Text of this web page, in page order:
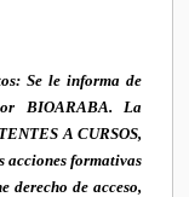
Se le informa de
BIOARABA. La
A CURSOS,
acciones formativas
derecho de acceso,